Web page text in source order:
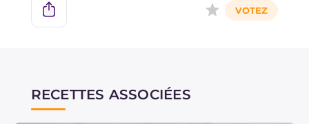
RECETTES ASSOCIÉES